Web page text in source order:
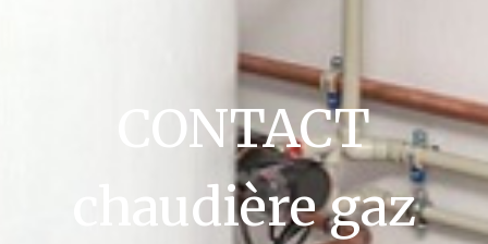
CONTACT
chaudière gaz